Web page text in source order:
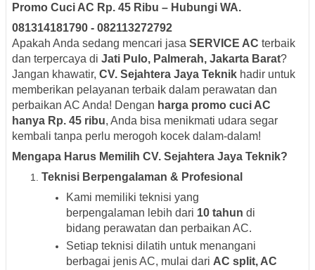
Promo Cuci AC Rp. 45 Ribu – Hubungi WA.
081314181790 - 082113272792
Apakah Anda sedang mencari jasa SERVICE AC terbaik
dan terpercaya di Jati Pulo, Palmerah, Jakarta Barat?
Jangan khawatir, CV. Sejahtera Jaya Teknik hadir untuk
memberikan pelayanan terbaik dalam perawatan dan
perbaikan AC Anda! Dengan harga promo cuci AC
hanya Rp. 45 ribu, Anda bisa menikmati udara segar
kembali tanpa perlu merogoh kocek dalam-dalam!
Mengapa Harus Memilih CV. Sejahtera Jaya Teknik?
Teknisi Berpengalaman & Profesional
Kami memiliki teknisi yang
berpengalaman lebih dari 10 tahun di
bidang perawatan dan perbaikan AC.
Setiap teknisi dilatih untuk menangani
berbagai jenis AC, mulai dari AC split, AC